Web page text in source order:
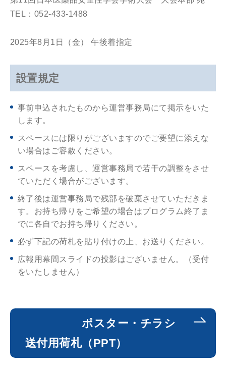
TEL：052-433-1488
2025年8月1日（金） 午後着指定
設置規定
事前申込されたものから運営事務局にて掲示をいた
します。
スペースには限りがございますのでご要望に添えな
い場合はご容赦ください。
スペースを考慮し、運営事務局で若干の調整をさせ
ていただく場合がございます。
終了後は運営事務局で残部を破棄させていただきま
す。お持ち帰りをご希望の場合はプログラム終了ま
でに各自でお持ち帰りください。
必ず下記の荷札を貼り付けの上、お送りください。
広報用幕間スライドの投影はございません。（受付
をいたしません）
ポスター・チラシ
送付用荷札（PPT）